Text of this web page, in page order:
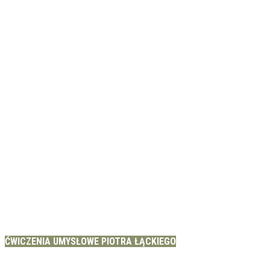
ĆWICZENIA UMYSŁOWE PIOTRA ŁĄCKIEGO